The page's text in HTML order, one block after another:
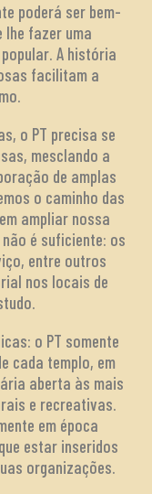
poderá ser bem-
lhe fazer uma
A história
facilitam a
o PT precisa se
mesclando a
de amplas
o caminho das
ampliar nossa
é suficiente: os
entre outros
nos locais de
o PT somente
cada templo, em
aberta às mais
e recreativas.
em época
estar inseridos
organizações.